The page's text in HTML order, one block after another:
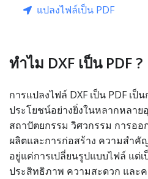
แปลงไฟล์เป็น PDF
ทำไม DXF เป็น PDF ?
การแปลงไฟล์ DXF เป็น PDF เ
ประโยชน์อย่างยิ่งในหลากหลา
สถาปัตยกรรม วิศวกรรม การอ
ผลิตและการก่อสร้าง ความสำคั
อยู่แค่การเปลี่ยนรูปแบบไฟล์ แต่เ
ประสิทธิภาพ ความสะดวก และ